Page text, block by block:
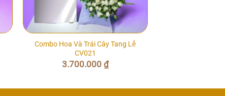
Combo Hoa Và Trái Cây Tang Lễ
CV021
3.700.000 ₫